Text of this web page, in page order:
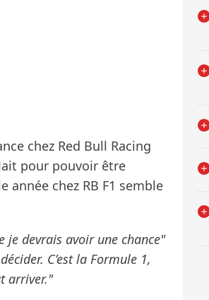
chez Red Bull Racing
pour pouvoir être
année chez RB F1 semble
je devrais avoir une chance"
C’est la Formule 1,
arriver."